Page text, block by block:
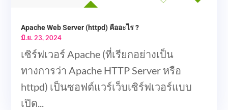
Apache Web Server (httpd) คืออะไร ?
มิ.ย. 23, 2024
เซิร์ฟเวอร์ Apache (ที่เรียกอย่างเป็น
ทางการว่า Apache HTTP Server หรือ
httpd) เป็นซอฟต์แวร์เว็บเซิร์ฟเวอร์แบบ
เปิด...